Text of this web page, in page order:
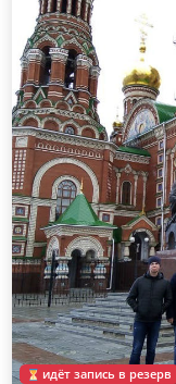
идёт запись в резерв